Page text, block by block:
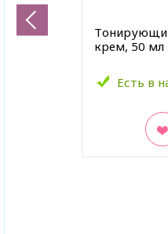
крем, 50 мл
Есть в